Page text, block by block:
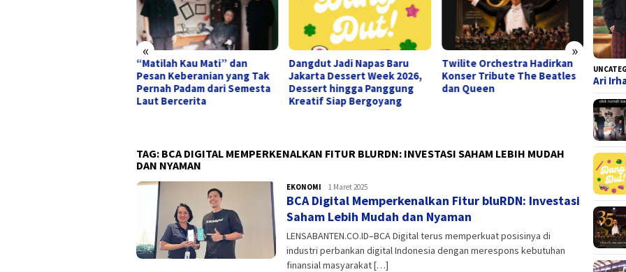
« »
“Matilah Kau Mati” dan
Pesan Keberanian yang Tak
Pernah Padam dari Semesta
Laut Bercerita
Dangdut Jadi Napas Baru
Jakarta Dessert Week 2026,
Dessert hingga Panggung
Kreatif Siap Bergoyang
Twilite Orchestra Hadirkan
Konser Tribute The Beatles
dan Queen
TAG: BCA DIGITAL MEMPERKENALKAN FITUR BLURDN: INVESTASI SAHAM LEBIH MUDAH
DAN NYAMAN
EKONOMI admin
1 Maret 2025
BCA Digital Memperkenalkan Fitur bluRDN: Investasi
Saham Lebih Mudah dan Nyaman
LENSABANTEN.CO.ID–BCA Digital terus memperkuat posisinya di
industri perbankan digital Indonesia dengan merespons kebutuhan
finansial masyarakat […]
Ari